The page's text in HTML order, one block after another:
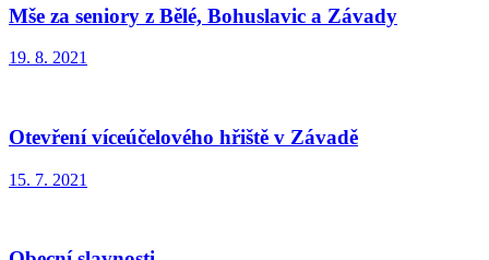
Mše za seniory z Bělé, Bohuslavic a Závady
19. 8. 2021
Otevření víceúčelového hřiště v Závadě
15. 7. 2021